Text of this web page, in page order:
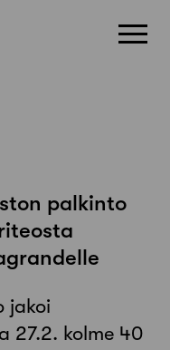
palkinto
jakoi
27.2. kolme 40